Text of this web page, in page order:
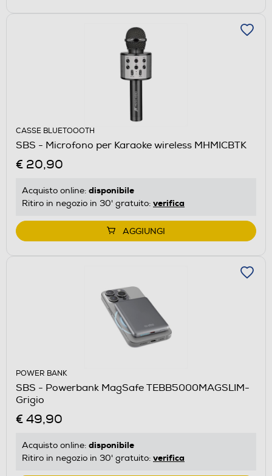
CASSE BLUETOOOTH
SBS - Microfono per Karaoke wireless MHMICBTK
€ 20,90
Acquisto online: disponibile
Ritiro in negozio in 30' gratuito: verifica
AGGIUNGI
POWER BANK
SBS - Powerbank MagSafe TEBB5000MAGSLIM-
Grigio
€ 49,90
Acquisto online: disponibile
Ritiro in negozio in 30' gratuito: verifica